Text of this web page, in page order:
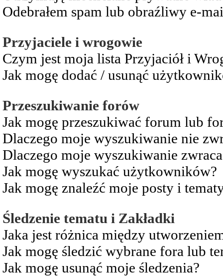
Odebrałem spam lub obraźliwy e-
Przyjaciele i wrogowie
Czym jest moja lista Przyjaciół i
Jak mogę dodać / usunąć
Przeszukiwanie forów
Jak mogę przeszukiwać forum lub
Dlaczego moje wyszukiwanie nie
Dlaczego moje wyszukiwanie
Jak mogę wyszukać użytkowników?
Jak mogę znaleźć moje posty i
Śledzenie tematu i Zakładki
Jaka jest różnica między
Jak mogę śledzić wybrane fora lub
Jak mogę usunąć moje śledzenia?